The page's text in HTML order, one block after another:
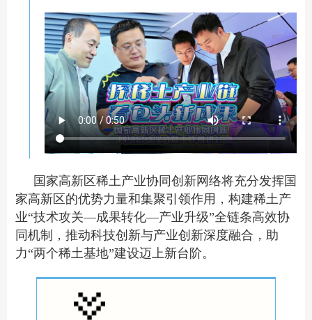
国家高新区稀土产业协同创新网络将充分发挥国
家高新区的优势力量和集聚引领作用，构建稀土产
业“技术攻关—成果转化—产业升级”全链条高效协
同机制，推动科技创新与产业创新深度融合，助
力“两个稀土基地”建设迈上新台阶。